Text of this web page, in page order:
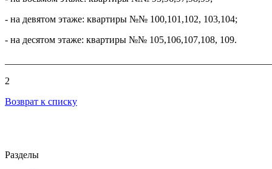
- на девятом этаже: квартиры №№ 100,101,102, 103,104;
- на десятом этаже: квартиры №№ 105,106,107,108, 109.
2
Возврат к списку
Разделы